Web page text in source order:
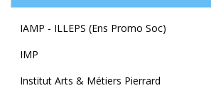
IAMP - ILLEPS (Ens Promo Soc)
IMP
Institut Arts & Métiers Pierrard